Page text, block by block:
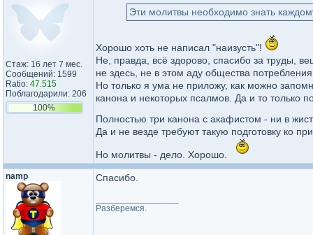
Стаж: 16 лет 7 мес.
Сообщений: 1599
Ratio: 47.515
Поблагодарили: 206
100%
Эти молитвы необходимо знать
Хорошо хоть не написал "наизусть"!
Не, правда, всё здорово, спасибо за труды,
не здесь, не в этом аду общества
Но только я ума не приложу, как можно
канона и некоторых псалмов. Да и то только
Полностью три канона с акафистом - ни в
Да и не везде требуют такую подготовку ко
Но молитвы - дело. Хорошо.
namp Спасибо.
Разберемся.